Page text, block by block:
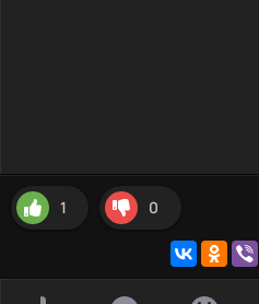
1 0